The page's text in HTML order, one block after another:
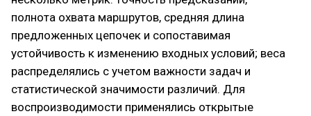
полнота охвата маршрутов, средняя длина
предложенных цепочек и сопоставимая
устойчивость к изменению входных условий; веса
распределялись с учетом важности задач и
статистической значимости различий. Для
воспроизводимости применялись открытые